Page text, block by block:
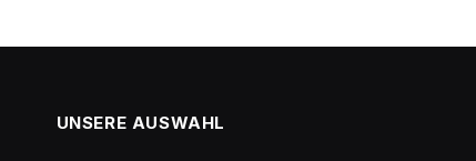
UNSERE AUSWAHL